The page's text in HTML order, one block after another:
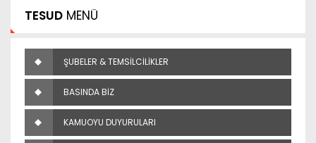
TESUD MENÜ
ŞUBELER & TEMSİLCİLİKLER
BASINDA BİZ
KAMUOYU DUYURULARI